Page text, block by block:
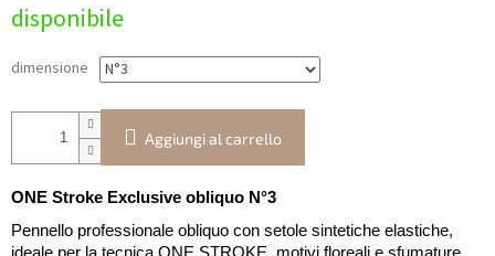
della
disponibile
dimensione
Aggiungi al carrello
ONE Stroke Exclusive obliquo N°3
Pennello professionale obliquo con setole sintetiche elastiche,